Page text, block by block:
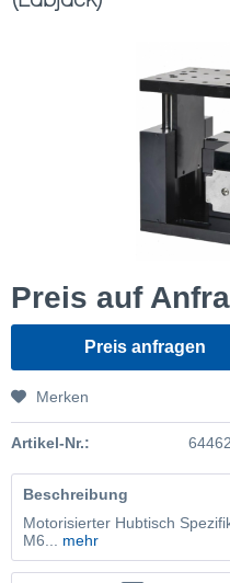
Preis auf
Preis anfragen
Merken
Artikel-Nr.:
Beschreibung
Motorisierter Hubtisch
M6...
mehr